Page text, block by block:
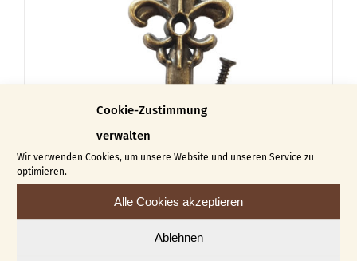
Cookie-Zustimmung
verwalten
Wir verwenden Cookies, um unsere Website und unseren Service zu
optimieren.
Alle Cookies akzeptieren
Ablehnen
Schlüsselbrett Haken